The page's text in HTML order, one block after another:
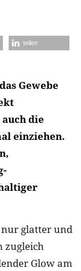
teilen
Gewebe
die
einziehen.
glatter und
zugleich
Glow am